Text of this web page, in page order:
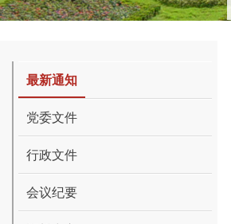
最新通知
党委文件
行政文件
会议纪要